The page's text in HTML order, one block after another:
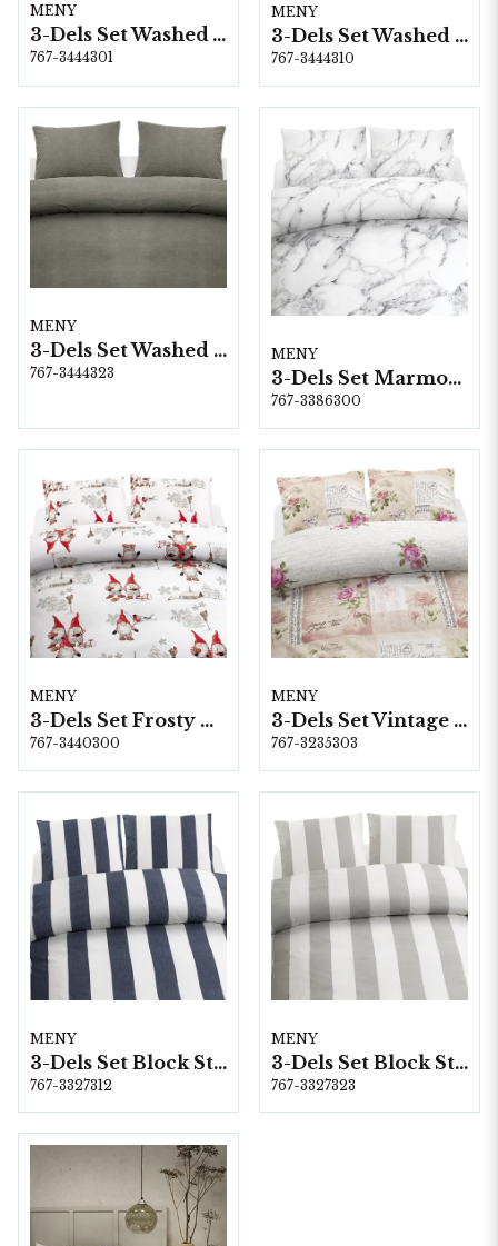
MENY
3-Dels Set Washed Vit Dubbel
767-3444301
MENY
3-Dels Set Washed Grön Dubbel
767-3444310
MENY
3-Dels Set Washed Grå Dubbel
767-3444323
MENY
3-Dels Set Marmor Vit Dubbel
767-3386300
MENY
3-Dels Set Frosty Christmas Vit Dubbel
767-3440300
MENY
3-Dels Set Vintage Gala Offwhite/Rosa
767-3235303
MENY
3-Dels Set Block Stripe Blå Dubbel
767-3327312
MENY
3-Dels Set Block Stripe Grå Dubbel
767-3327323